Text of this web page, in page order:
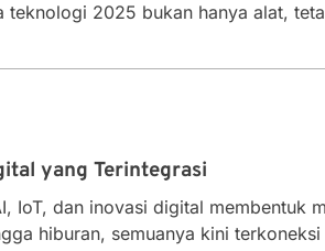
2025 bukan hanya alat,
yang Terintegrasi
IoT, dan inovasi digital membentuk
hiburan, semuanya kini